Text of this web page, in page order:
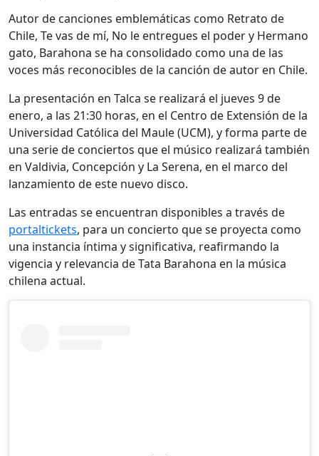
Autor de canciones emblemáticas como Retrato de
Chile, Te vas de mí, No le entregues el poder y Hermano
gato, Barahona se ha consolidado como una de las
voces más reconocibles de la canción de autor en Chile.
La presentación en Talca se realizará el jueves 9 de
enero, a las 21:30 horas, en el Centro de Extensión de la
Universidad Católica del Maule (UCM), y forma parte de
una serie de conciertos que el músico realizará también
en Valdivia, Concepción y La Serena, en el marco del
lanzamiento de este nuevo disco.
Las entradas se encuentran disponibles a través de
portaltickets, para un concierto que se proyecta como
una instancia íntima y significativa, reafirmando la
vigencia y relevancia de Tata Barahona en la música
chilena actual.